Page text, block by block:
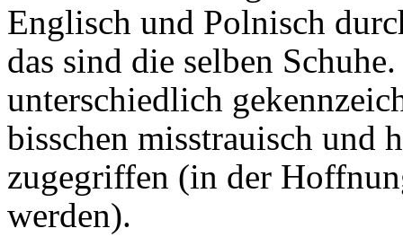
Englisch und Polnisch
das sind die selben
unterschiedlich
bisschen misstrauisch und
zugegriffen (in der
werden).